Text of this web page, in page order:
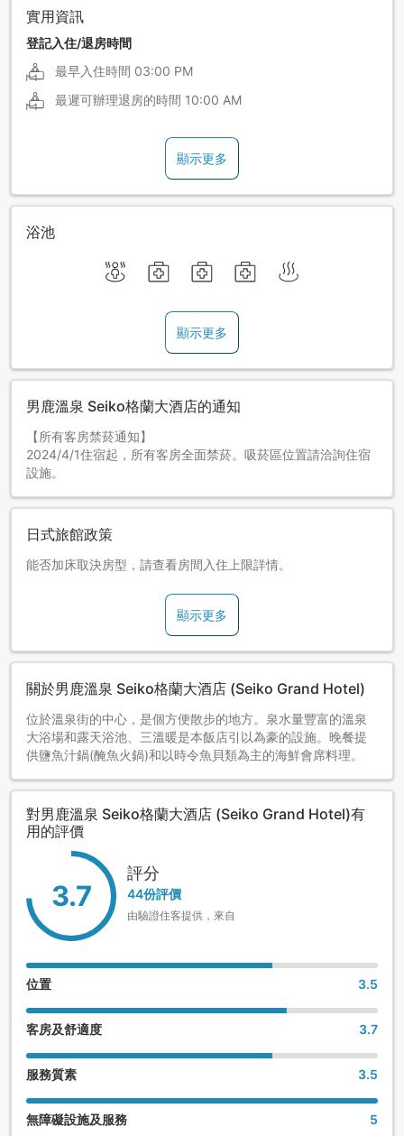
實用資訊
登記入住/退房時間
最早入住時間 03:00 PM
最遲可辦理退房的時間 10:00 AM
顯示更多
浴池
顯示更多
男鹿溫泉 Seiko格蘭大酒店的通知
【所有客房禁菸通知】
2024/4/1住宿起，所有客房全面禁菸。吸菸區位置請洽詢住宿
設施。
日式旅館政策
能否加床取決房型，請查看房間入住上限詳情。
顯示更多
關於男鹿溫泉 Seiko格蘭大酒店 (Seiko Grand Hotel)
位於溫泉街的中心，是個方便散步的地方。泉水量豐富的溫泉
大浴場和露天浴池、三溫暖是本飯店引以為豪的設施。晚餐提
供鹽魚汁鍋(醃魚火鍋)和以時令魚貝類為主的海鮮會席料理。
對男鹿溫泉 Seiko格蘭大酒店 (Seiko Grand Hotel)有
用的評價
3.7
評分
44份評價
由驗證住客提供，來自
位置 3.5
客房及舒適度 3.7
服務質素 3.5
無障礙設施及服務 5